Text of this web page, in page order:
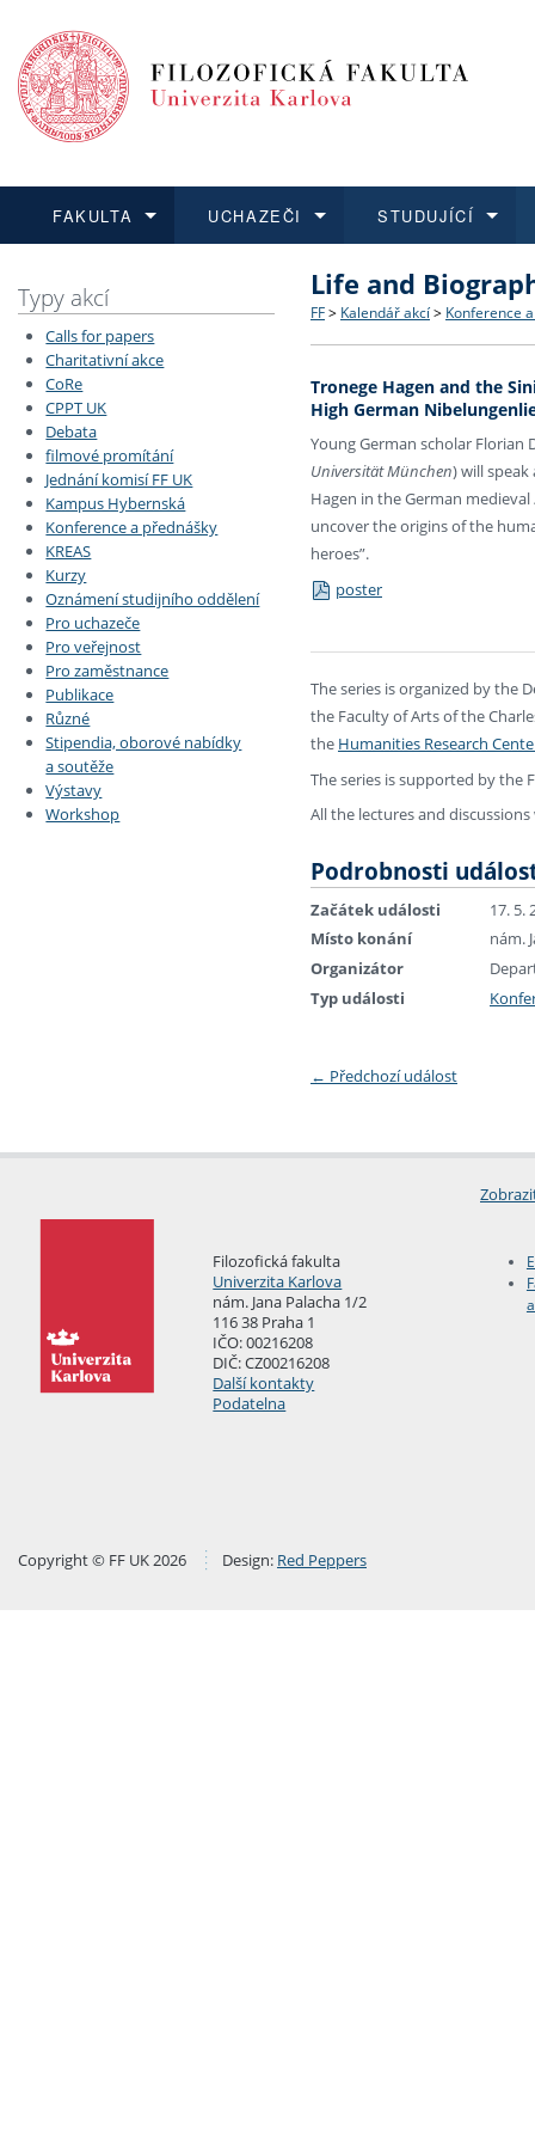
FAKULTA
Dozvědět se více
Struktura a historie
Strategie a další
Podpora a benefity pro
Absolventi fakulty
Fakultní školy FF UK
UCHAZEČI
Podat přihlášku
Co studovat a jak se
Učitelské studijní
Informace k průběhu
STUDUJÍCÍ
Dozvědět se více
Bakalářské a magisterské
Doktorské studium
Rigorózní řízení
Dozvědět se více
O vědě a výzkumu na FF
Akademické kvalifikace
Granty a projekty
Dozvědět se více
Aktuální nabídky a
Vyjíždějící studenti
Přijíždějící studenti
Vyjíždějící zaměstnanci
Typy akcí
Calls for papers
Charitativní akce
CoRe
CPPT UK
Debata
filmové promítání
Jednání komisí FF UK
Kampus Hybernská
Konference a přednášky
KREAS
Kurzy
Oznámení studijního oddělení
Pro uchazeče
Pro veřejnost
Pro zaměstnance
Publikace
Různé
Stipendia, oborové nabídky
a soutěže
Výstavy
Workshop
Life and
FF > Kalendář akcí > Konference
Tronege Hagen and the
High German
Young German scholar Florian
Universität München) will
Hagen in the German medieval
uncover the origins of the
heroes”.
poster
The series is organized by the
the Faculty of Arts of the
the Humanities Research
The series is supported by the
All the lectures and discussions
Podrobnosti
Začátek události
17. 5.
Místo konání
nám.
Organizátor
Typ události
← Předchozí událost
Filozofická fakulta
Univerzita Karlova
nám. Jana Palacha 1/2
116 38 Praha 1
IČO: 00216208
DIČ: CZ00216208
Další kontakty
Podatelna
Copyright © FF UK 2026 Design: Red Peppers